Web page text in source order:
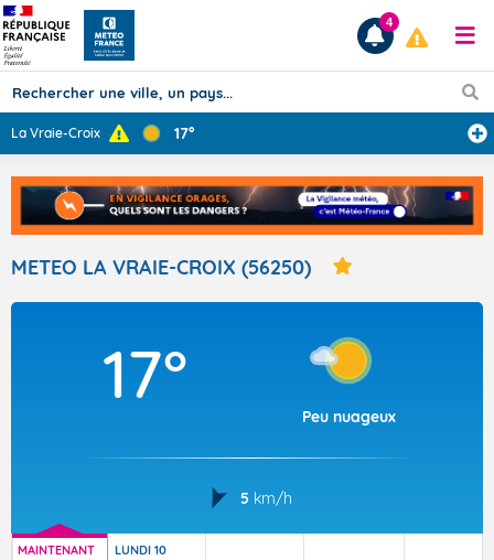
Prévisions
TOUS LES RÉSULTATS
Articles
4
La Vraie-Croix 17°
METEO LA VRAIE-CROIX (56250)
17°
Peu nuageux
5 km/h
MAINTENANT LUNDI 10